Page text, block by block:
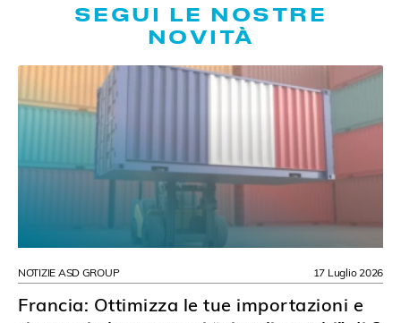
SEGUI LE NOSTRE
NOVITÀ
NOTIZIE ASD GROUP
Francia: Ottimizza le tue importazioni e
17 Luglio 2026